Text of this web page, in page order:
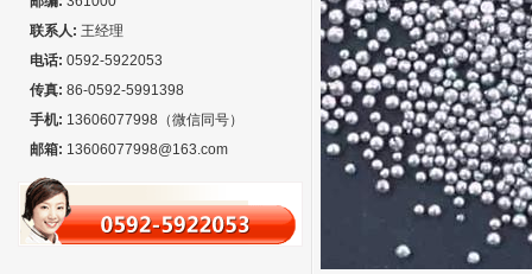
联系人: 王经理
电话: 0592-5922053
传真: 86-0592-5991398
手机: 13606077998（微信同号）
邮箱: 13606077998@163.com